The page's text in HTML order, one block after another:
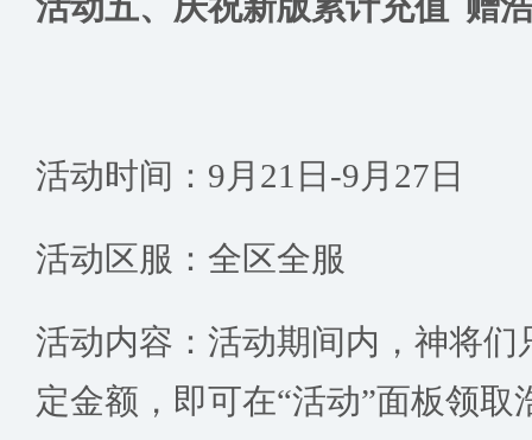
活动时间：9月21日-9月27日
活动区服：全区全服
活动内容：活动期间内，神将们
定金额，即可在“活动”面板领